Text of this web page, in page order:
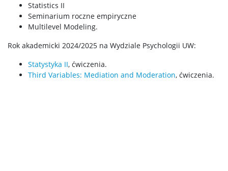
Statistics II
Seminarium roczne empiryczne
Multilevel Modeling.
Rok akademicki 2024/2025 na Wydziale Psychologii UW:
Statystyka II, ćwiczenia.
Third Variables: Mediation and Moderation, ćwiczenia.